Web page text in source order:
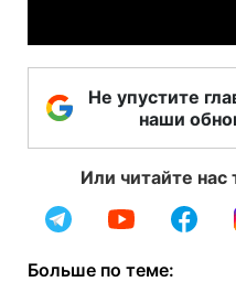
Не упустите
наши
Или читайте нас
Больше по теме: